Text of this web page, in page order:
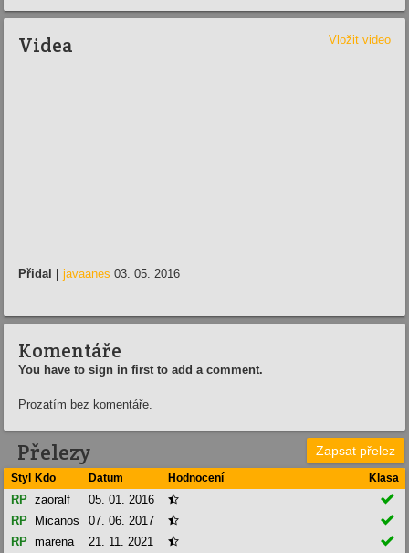
Videa Vložit video
Přidal | javaanes 03. 05. 2016
Komentáře
You have to sign in first to add a comment.
Prozatím bez komentáře.
Přelezy Zapsat přelez
Styl Kdo Datum Hodnocení Klasa
RP zaoralf 05. 01. 2016 

RP Micanos 07. 06. 2017 

RP marena 21. 11. 2021  